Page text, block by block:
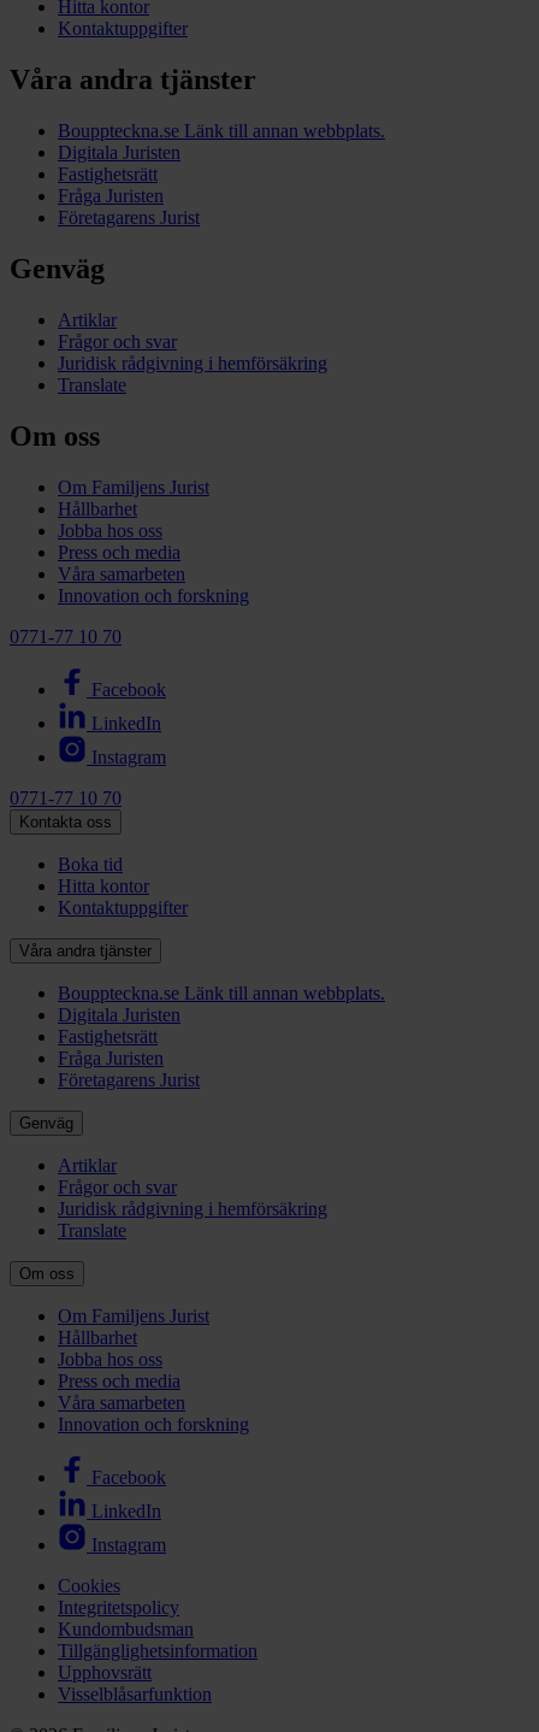
Hitta kontor
Kontaktuppgifter
Våra andra tjänster
Bouppteckna.se Länk till annan webbplats.
Digitala Juristen
Fastighetsrätt
Fråga Juristen
Företagarens Jurist
Genväg
Artiklar
Frågor och svar
Juridisk rådgivning i hemförsäkring
Translate
Om oss
Om Familjens Jurist
Hållbarhet
Jobba hos oss
Press och media
Våra samarbeten
Innovation och forskning
0771-77 10 70
Facebook
LinkedIn
Instagram
0771-77 10 70
Kontakta oss
Boka tid
Hitta kontor
Kontaktuppgifter
Våra andra tjänster
Bouppteckna.se Länk till annan webbplats.
Digitala Juristen
Fastighetsrätt
Fråga Juristen
Företagarens Jurist
Genväg
Artiklar
Frågor och svar
Juridisk rådgivning i hemförsäkring
Translate
Om oss
Om Familjens Jurist
Hållbarhet
Jobba hos oss
Press och media
Våra samarbeten
Innovation och forskning
Facebook
LinkedIn
Instagram
Cookies
Integritetspolicy
Kundombudsman
Tillgänglighetsinformation
Upphovsrätt
Visselblåsarfunktion